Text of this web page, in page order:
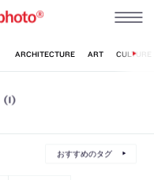
(1)
おすすめのタグ